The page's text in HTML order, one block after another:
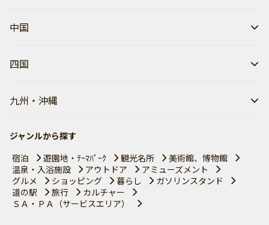
中国
四国
九州・沖縄
ジャンルから探す
宿泊
遊園地・ﾃｰﾏﾊﾟｰｸ 観光名所
美術館、博物館
温泉・入浴施設
アウトドア
アミューズメント
グルメ
ショッピング 暮らし
ガソリンスタンド
道の駅
旅行
カルチャー
ＳＡ・ＰＡ（サービスエリア）